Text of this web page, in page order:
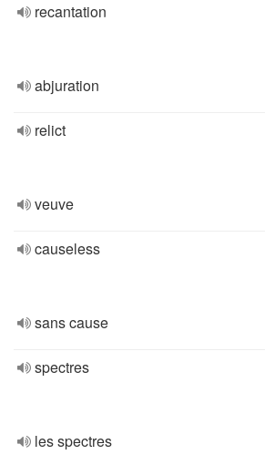
recantation
abjuration
relict
veuve
causeless
sans cause
spectres
les spectres